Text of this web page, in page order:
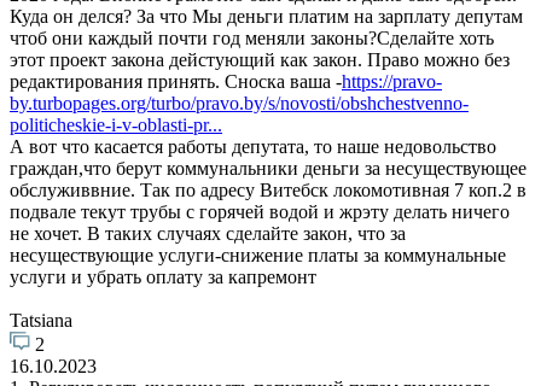
Куда он делся? За что Мы деньги платим на зарплату депутам
чтоб они каждый почти год меняли законы?Сделайте хоть
этот проект закона дейстующий как закон. Право можно без
редактирования принять. Сноска ваша -https://pravo-
by.turbopages.org/turbo/pravo.by/s/novosti/obshchestvenno-
politicheskie-i-v-oblasti-pr...
А вот что касается работы депутата, то наше недовольство
граждан,что берут коммунальники деньги за несуществующее
обслуживвние. Так по адресу Витебск локомотивная 7 коп.2 в
подвале текут трубы с горячей водой и жрэту делать ничего
не хочет. В таких случаях сделайте закон, что за
несуществующие услуги-снижение платы за коммунальные
услуги и убрать оплату за капремонт
Tatsiana
2
16.10.2023